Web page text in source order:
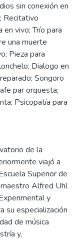
sin conexión en
Recitativo
vivo; Trío para
una muerte
Pieza para
Dialogo en
Songoro
par orquesta;
Psicopatía para
de la
viajó a
Superior de
Alfred Uhl
y
su especialización
de música
y,